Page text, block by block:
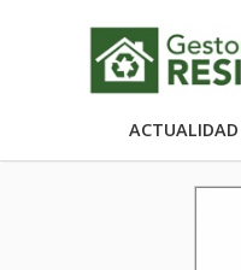
ACTUALIDAD